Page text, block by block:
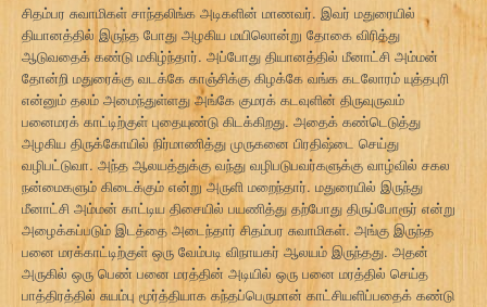
சிதம்பர சுவாமிகள் சாந்தலிங்க அடிகளின் மாணவர். இவர் மதுரையில்
தியானத்தில் இருந்த போது அழகிய மயிலொன்று தோகை விரித்து
ஆடுவதைக் கண்டு மகிழ்ந்தார். அப்போது தியானத்தில் மீனாட்சி அம்மன்
தோன்றி மதுரைக்கு வடக்கே காஞ்சிக்கு கிழக்கே வங்க கடலோரம் யுத்தபுரி
என்னும் தலம் அமைந்துள்ளது அங்கே குமரக் கடவுளின் திருவுருவம்
பனைமரக் காட்டிற்குள் புதையுண்டு கிடக்கிறது. அதைக் கண்டெடுத்து
அழகிய திருக்கோயில் நிர்மாணித்து முருகனை பிரதிஷ்டை செய்து
வழிபட்டுவா. அந்த ஆலயத்துக்கு வந்து வழிபடுபவர்களுக்கு வாழ்வில் சகல
நன்மைகளும் கிடைக்கும் என்று அருளி மறைந்தார். மதுரையில் இருந்து
மீனாட்சி அம்மன் காட்டிய திசையில் பயணித்து தற்போது திருப்போரூர் என்று
அழைக்கப்படும் இடத்தை அடைந்தார் சிதம்பர சுவாமிகள். அங்கு இருந்த
பனை மரக்காட்டிற்குள் ஒரு வேம்படி விநாயகர் ஆலயம் இருந்தது. அதன்
அருகில் ஒரு பெண் பனை மரத்தின் அடியில் ஒரு பனை மரத்தில் செய்த
பாத்திரத்தில் சுயம்பு மூர்த்தியாக கந்தப்பெருமான் காட்சியளிப்பதைக் கண்டு